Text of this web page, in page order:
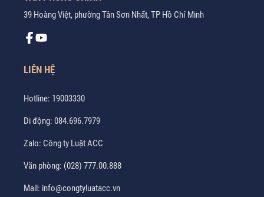
39 Hoàng Việt, phường Tân Sơn Nhất, TP Hồ Chí Minh
LIÊN HỆ
Hotline: 19003330
Di động: 084.696.7979
Zalo: Công ty Luật ACC
Văn phòng: (028) 777.00.888
Mail: info@congtyluatacc.vn